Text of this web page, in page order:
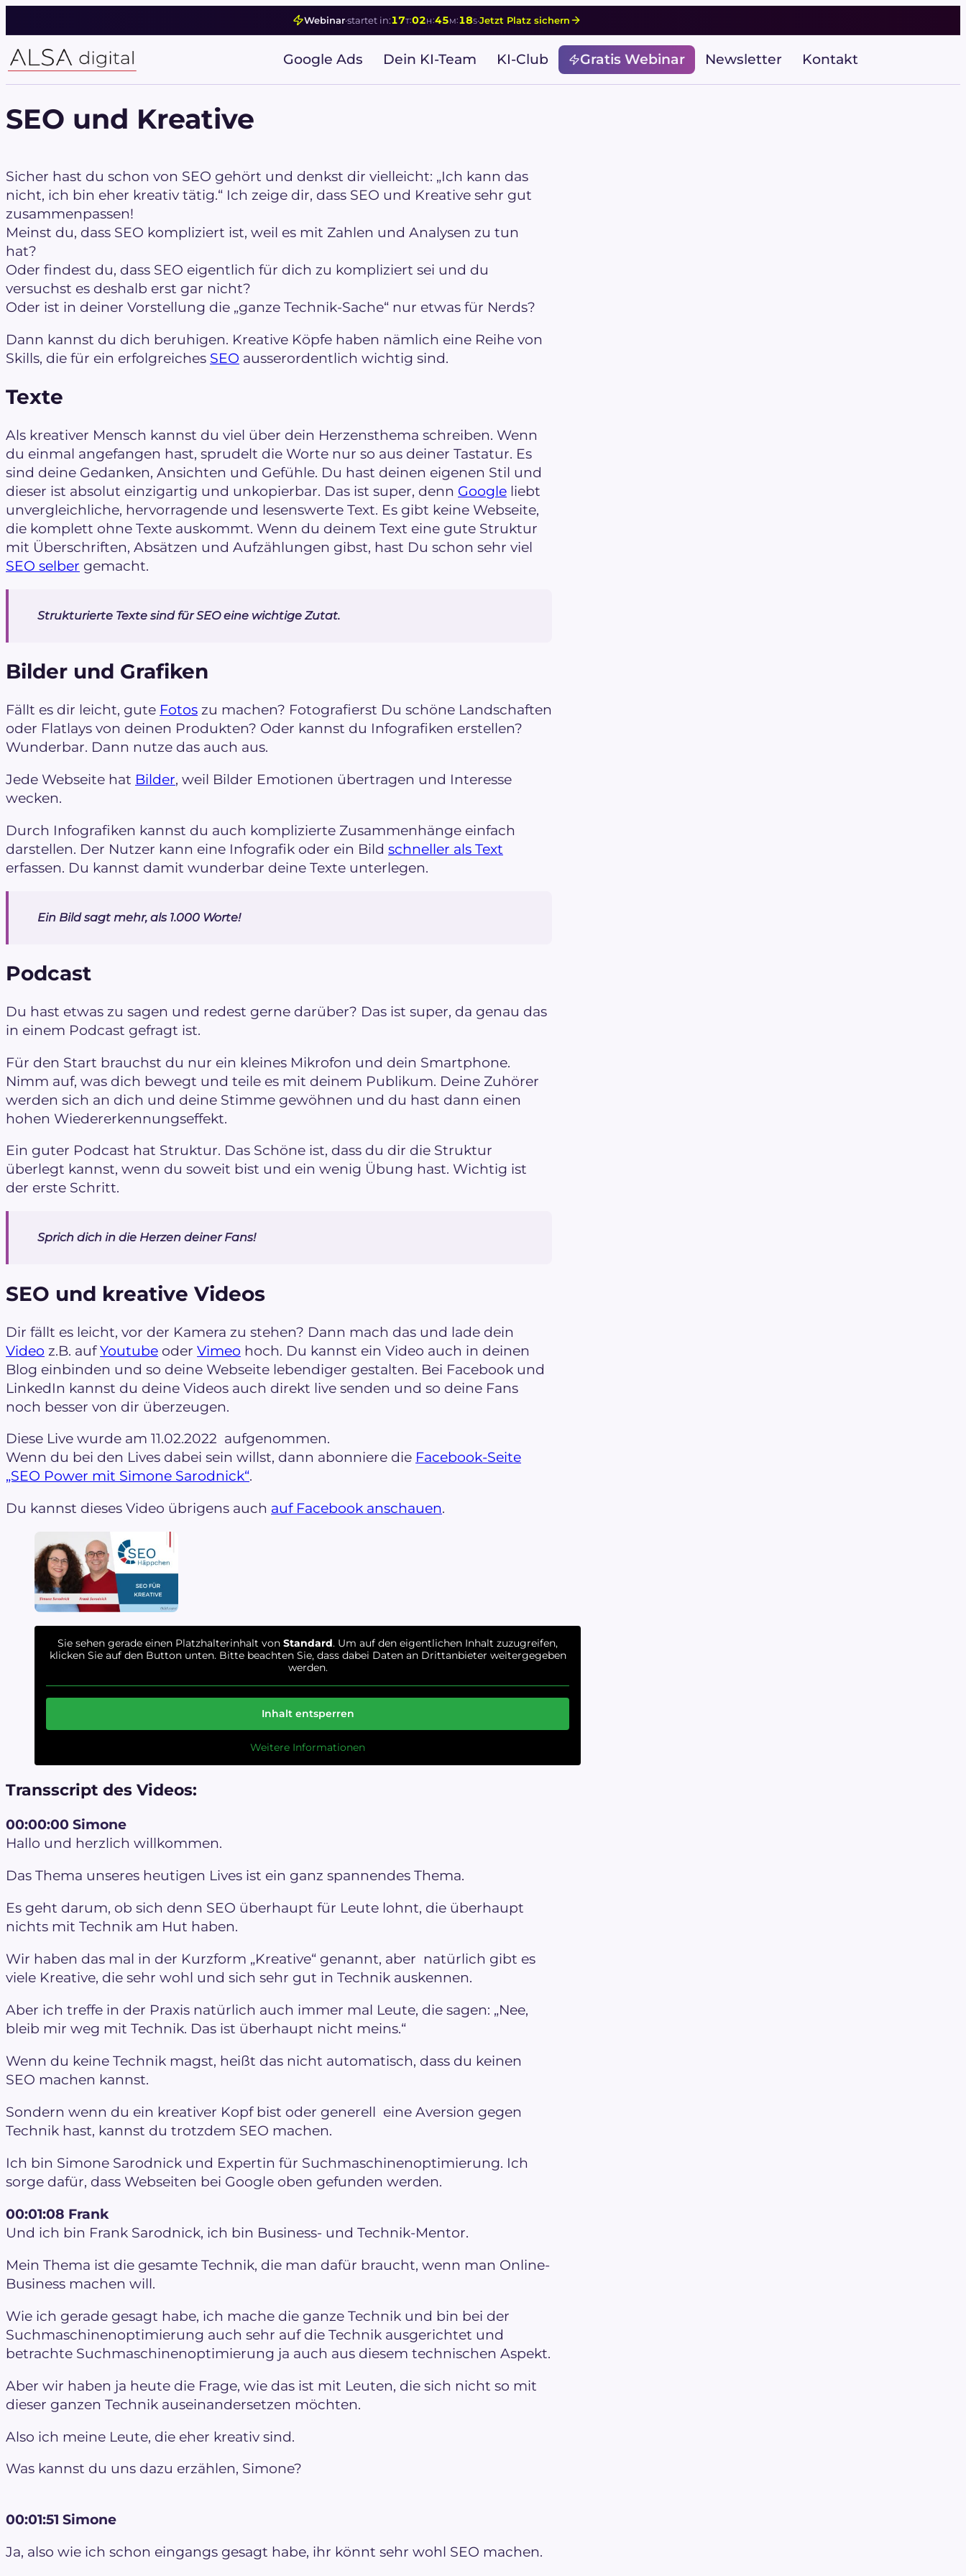
Inhalt
springen
Webinar·startet in:17T:02H:45M:17S·Jetzt Platz sichern
Google Ads Dein KI-Team KI-Club Gratis Webinar Newsletter Kontakt
SEO und Kreative
Sicher hast du schon von SEO gehört und denkst dir vielleicht: „Ich kann das
nicht, ich bin eher kreativ tätig.“ Ich zeige dir, dass SEO und Kreative sehr gut
zusammenpassen!
Meinst du, dass SEO kompliziert ist, weil es mit Zahlen und Analysen zu tun
hat?
Oder findest du, dass SEO eigentlich für dich zu kompliziert sei und du
versuchst es deshalb erst gar nicht?
Oder ist in deiner Vorstellung die „ganze Technik-Sache“ nur etwas für Nerds?
Dann kannst du dich beruhigen. Kreative Köpfe haben nämlich eine Reihe von
Skills, die für ein erfolgreiches SEO ausserordentlich wichtig sind.
Texte
Als kreativer Mensch kannst du viel über dein Herzensthema schreiben. Wenn
du einmal angefangen hast, sprudelt die Worte nur so aus deiner Tastatur. Es
sind deine Gedanken, Ansichten und Gefühle. Du hast deinen eigenen Stil und
dieser ist absolut einzigartig und unkopierbar. Das ist super, denn Google liebt
unvergleichliche, hervorragende und lesenswerte Text. Es gibt keine Webseite,
die komplett ohne Texte auskommt. Wenn du deinem Text eine gute Struktur
mit Überschriften, Absätzen und Aufzählungen gibst, hast Du schon sehr viel
SEO selber gemacht.
Strukturierte Texte sind für SEO eine wichtige Zutat.
Bilder und Grafiken
Fällt es dir leicht, gute Fotos zu machen? Fotografierst Du schöne Landschaften
oder Flatlays von deinen Produkten? Oder kannst du Infografiken erstellen?
Wunderbar. Dann nutze das auch aus.
Jede Webseite hat Bilder, weil Bilder Emotionen übertragen und Interesse
wecken.
Durch Infografiken kannst du auch komplizierte Zusammenhänge einfach
darstellen. Der Nutzer kann eine Infografik oder ein Bild schneller als Text
erfassen. Du kannst damit wunderbar deine Texte unterlegen.
Ein Bild sagt mehr, als 1.000 Worte!
Podcast
Du hast etwas zu sagen und redest gerne darüber? Das ist super, da genau das
in einem Podcast gefragt ist.
Für den Start brauchst du nur ein kleines Mikrofon und dein Smartphone.
Nimm auf, was dich bewegt und teile es mit deinem Publikum. Deine Zuhörer
werden sich an dich und deine Stimme gewöhnen und du hast dann einen
hohen Wiedererkennungseffekt.
Ein guter Podcast hat Struktur. Das Schöne ist, dass du dir die Struktur
überlegt kannst, wenn du soweit bist und ein wenig Übung hast. Wichtig ist
der erste Schritt.
Sprich dich in die Herzen deiner Fans!
SEO und kreative Videos
Dir fällt es leicht, vor der Kamera zu stehen? Dann mach das und lade dein
Video z.B. aufYoutube oder Vimeo hoch. Du kannst ein Video auch in deinen
Blog einbinden und so deine Webseite lebendiger gestalten. Bei Facebook und
LinkedIn kannst du deine Videos auch direkt live senden und so deine Fans
noch besser von dir überzeugen.
Diese Live wurde am 11.02.2022 aufgenommen.
Wenn du bei den Lives dabei sein willst, dann abonniere die Facebook-Seite
„SEO Power mit Simone Sarodnick“.
Du kannst dieses Video übrigens auch auf Facebook anschauen.
Sie sehen gerade einen Platzhalterinhalt von Standard. Um auf den eigentlichen Inhalt zuzugreifen,
klicken Sie auf den Button unten. Bitte beachten Sie, dass dabei Daten an Drittanbieter weitergegeben
werden.
Inhalt entsperren
Weitere Informationen
Transscript des Videos:
00:00:00 Simone
Hallo und herzlich willkommen.
Das Thema unseres heutigen Lives ist ein ganz spannendes Thema.
Es geht darum, ob sich denn SEO überhaupt für Leute lohnt, die überhaupt
nichts mit Technik am Hut haben.
Wir haben das mal in der Kurzform „Kreative“ genannt, aber natürlich gibt es
viele Kreative, die sehr wohl und sich sehr gut in Technik auskennen.
Aber ich treffe in der Praxis natürlich auch immer mal Leute, die sagen: „Nee,
bleib mir weg mit Technik. Das ist überhaupt nicht meins.“
Wenn du keine Technik magst, heißt das nicht automatisch, dass du keinen
SEO machen kannst.
Sondern wenn du ein kreativer Kopf bist oder generell eine Aversion gegen
Technik hast, kannst du trotzdem SEO machen.
Ich bin Simone Sarodnick und Expertin für Suchmaschinenoptimierung. Ich
sorge dafür, dass Webseiten bei Google oben gefunden werden.
00:01:08 Frank
Und ich bin Frank Sarodnick, ich bin Business- und Technik-Mentor.
Mein Thema ist die gesamte Technik, die man dafür braucht, wenn man Online-
Business machen will.
Wie ich gerade gesagt habe, ich mache die ganze Technik und bin bei der
Suchmaschinenoptimierung auch sehr auf die Technik ausgerichtet und
betrachte Suchmaschinenoptimierung ja auch aus diesem technischen Aspekt.
Aber wir haben ja heute die Frage, wie das ist mit Leuten, die sich nicht so mit
dieser ganzen Technik auseinandersetzen möchten.
Also ich meine Leute, die eher kreativ sind.
Was kannst du uns dazu erzählen, Simone?
00:01:51 Simone
Ja, also wie ich schon eingangs gesagt habe, ihr könnt sehr wohl SEO machen.